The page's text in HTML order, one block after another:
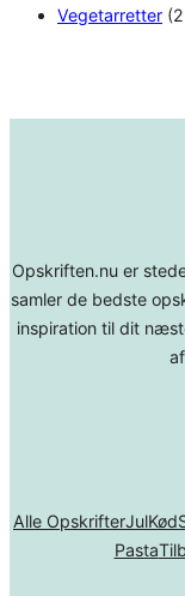
Vegetarretter
Opskriften.nu er
samler de bedste
inspiration til dit
Alle OpskrifterJulKød
Pasta